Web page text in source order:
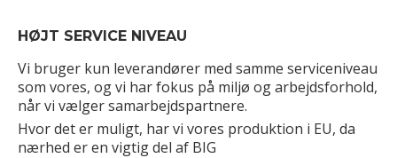
HØJT SERVICE NIVEAU
Vi bruger kun leverandører med samme serviceniveau
som vores, og vi har fokus på miljø og arbejdsforhold,
når vi vælger samarbejdspartnere.
Hvor det er muligt, har vi vores produktion i EU, da
nærhed er en vigtig del af BIG